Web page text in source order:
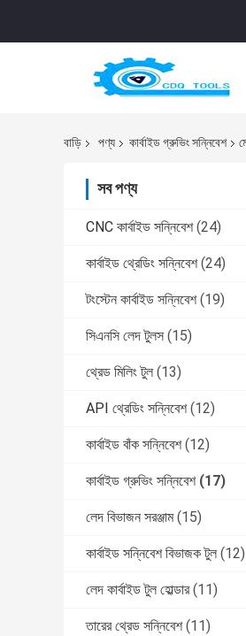
বাড়ি পণ্য কার্বাইড গ্রুভিং সন্নিবেশ
সব পণ্য
CNC কার্বাইড সন্নিবেশ (24)
কার্বাইড থ্রেডিং সন্নিবেশ (24)
টংস্টেন কার্বাইড সন্নিবেশ (19)
সিএনসি লেদ টুলস (15)
থ্রেড মিলিং টুল (13)
API থ্রেডিং সন্নিবেশ (12)
কার্বাইড বাঁক সন্নিবেশ (12)
কার্বাইড গ্রুভিং সন্নিবেশ (17)
লেদ বিভাজন সরঞ্জাম (15)
কার্বাইড সন্নিবেশ বিভাজক টুল (12)
লেদ কার্বাইড টুল হোল্ডার (11)
তারের থ্রেড সন্নিবেশ (11)